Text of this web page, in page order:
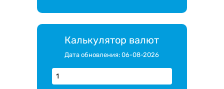
Калькулятор валют
Дата обновления: 06-08-2026